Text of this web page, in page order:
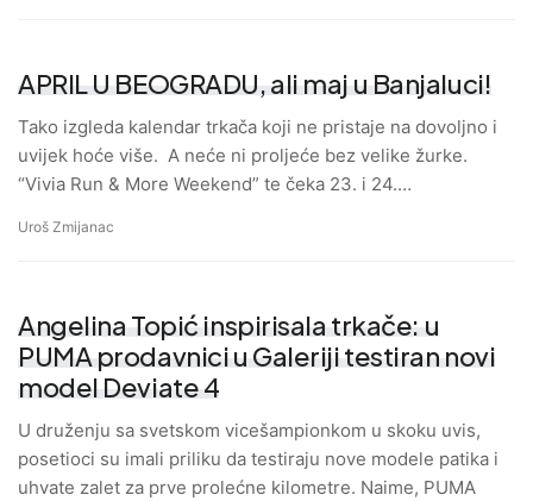
APRIL U BEOGRADU, ali maj u Banjaluci!
Tako izgleda kalendar trkača koji ne pristaje na dovoljno i
uvijek hoće više. A neće ni proljeće bez velike žurke.
“Vivia Run & More Weekend” te čeka 23. i 24.…
Uroš Zmijanac
Angelina Topić inspirisala trkače: u
PUMA prodavnici u Galeriji testiran novi
model Deviate 4
U druženju sa svetskom vicešampionkom u skoku uvis,
posetioci su imali priliku da testiraju nove modele patika i
uhvate zalet za prve prolećne kilometre. Naime, PUMA